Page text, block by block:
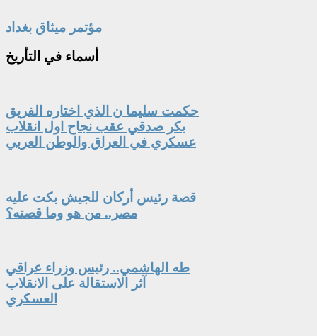
مؤتمر ميثاق بغداد
أسماء في التأريخ
حكمت سليما ن الذي اختاره الفريق
بكر صدقي عقب نجاح اول انقلاب
عسكري في العراق والوطن العربي
قصة رئيس أركان للجيش بكت عليه
مصر.. من هو وما قصته؟
طه الهاشمي.. رئيس وزراء عراقي
آثر الاستقالة على الانقلاب
العسكري